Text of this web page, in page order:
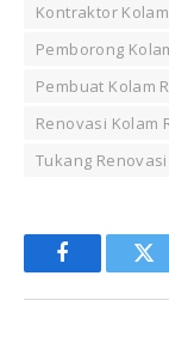
Kontraktor
Pemborong
Pembuat Kolam
Renovasi Kolam
Tukang
Facebook